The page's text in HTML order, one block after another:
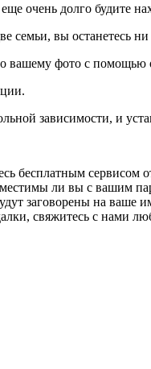
очень долго будите
семьи, вы останетесь ни
фото с помощью
зависимости, и
бесплатным сервисом
ли вы с вашим
заговорены на
свяжитесь с нами